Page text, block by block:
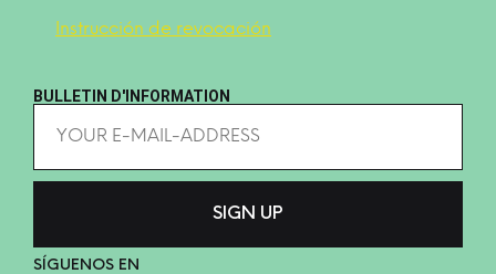
Instrucción de revocación
BULLETIN D'INFORMATION
SÍGUENOS EN